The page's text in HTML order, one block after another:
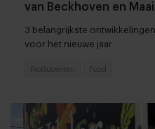
van Beckhoven en
3 belangrijkste
voor het nieuwe jaar
Producenten Food